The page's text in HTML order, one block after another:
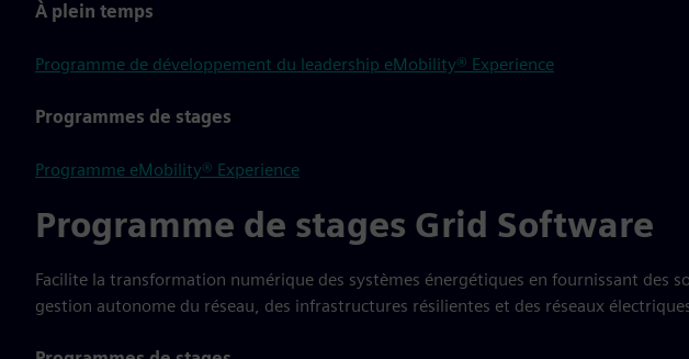
À plein temps
Programme de développement du leadership eMobility® Experience
Programmes de stages
Programme eMobility® Experience
Programme de stages Grid Software
Facilite la transformation numérique des systèmes énergétiques en fournissant des
gestion autonome du réseau, des infrastructures résilientes et des réseaux